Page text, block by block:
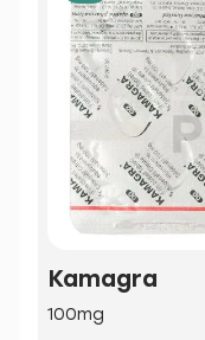
Kamagra
100mg